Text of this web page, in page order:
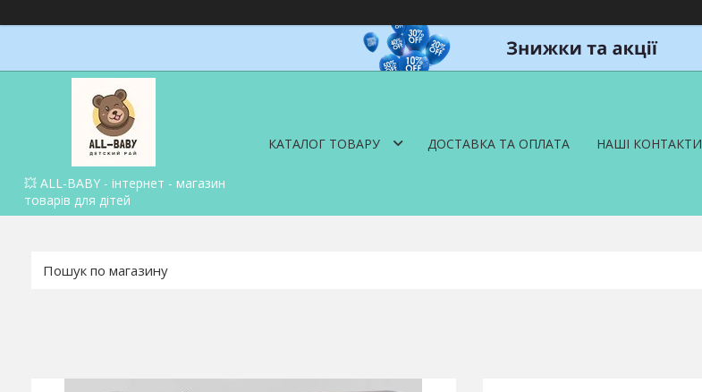
💥 ALL-BABY - інтернет - магазин
товарів для дітей
КАТАЛОГ ТОВАРУ ДОСТАВКА ТА ОПЛАТА НАШІ КОНТАКТИ